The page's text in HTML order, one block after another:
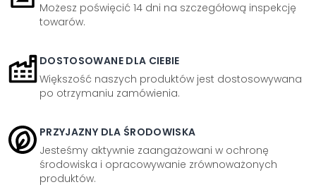
Możesz poświęcić 14 dni na szczegółową inspekcję
towarów.
DOSTOSOWANE DLA CIEBIE
Większość naszych produktów jest dostosowywana
po otrzymaniu zamówienia.
PRZYJAZNY DLA ŚRODOWISKA
Jesteśmy aktywnie zaangażowani w ochronę
środowiska i opracowywanie zrównoważonych
produktów.